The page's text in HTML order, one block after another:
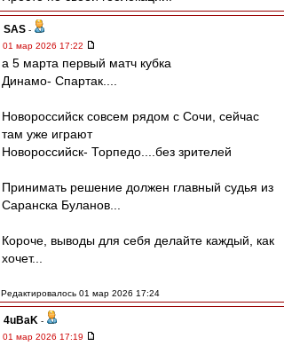
SAS -
01 мар 2026 17:22
а 5 марта первый матч кубка
Динамо- Спартак....
Новороссийск совсем рядом с Сочи, сейчас
там уже играют
Новороссийск- Торпедо....без зрителей
Принимать решение должен главный судья из
Саранска Буланов...
Короче, выводы для себя делайте каждый, как
хочет...
Редактировалось 01 мар 2026 17:24
4uBaK -
01 мар 2026 17:19